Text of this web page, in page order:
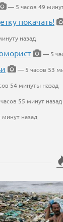
— 5 часов 49
покачать!
назад
— 5
— 5 часов 53
54 минуты назад
55 минут назад
назад